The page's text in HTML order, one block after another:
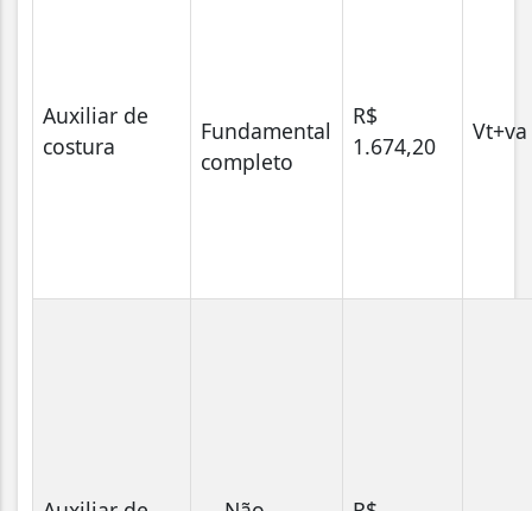
Auxiliar de
costura
Fundamental
completo
R$
1.674,20
Vt+va